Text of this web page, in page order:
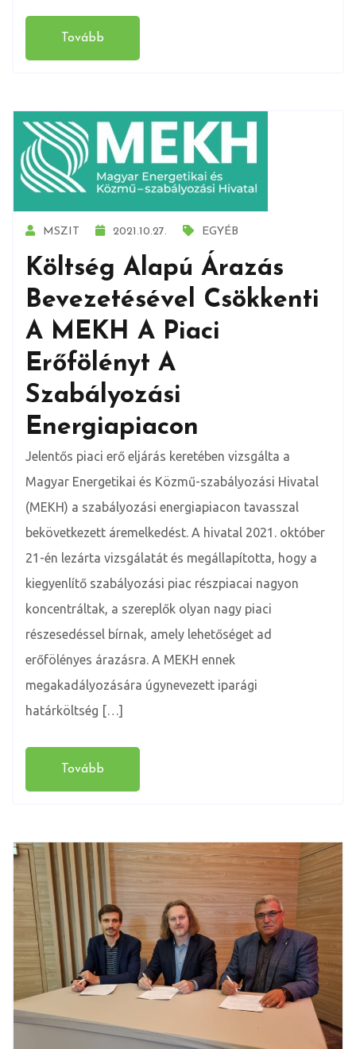
Tovább
MSZIT 2021.10.27. EGYÉB
Költség Alapú Árazás
Bevezetésével Csökkenti
A MEKH A Piaci
Erőfölényt A
Szabályozási
Energiapiacon
Jelentős piaci erő eljárás keretében vizsgálta a
Magyar Energetikai és Közmű-szabályozási Hivatal
(MEKH) a szabályozási energiapiacon tavasszal
bekövetkezett áremelkedést. A hivatal 2021. október
21-én lezárta vizsgálatát és megállapította, hogy a
kiegyenlítő szabályozási piac részpiacai nagyon
koncentráltak, a szereplők olyan nagy piaci
részesedéssel bírnak, amely lehetőséget ad
erőfölényes árazásra. A MEKH ennek
megakadályozására úgynevezett iparági
határköltség […]
Tovább